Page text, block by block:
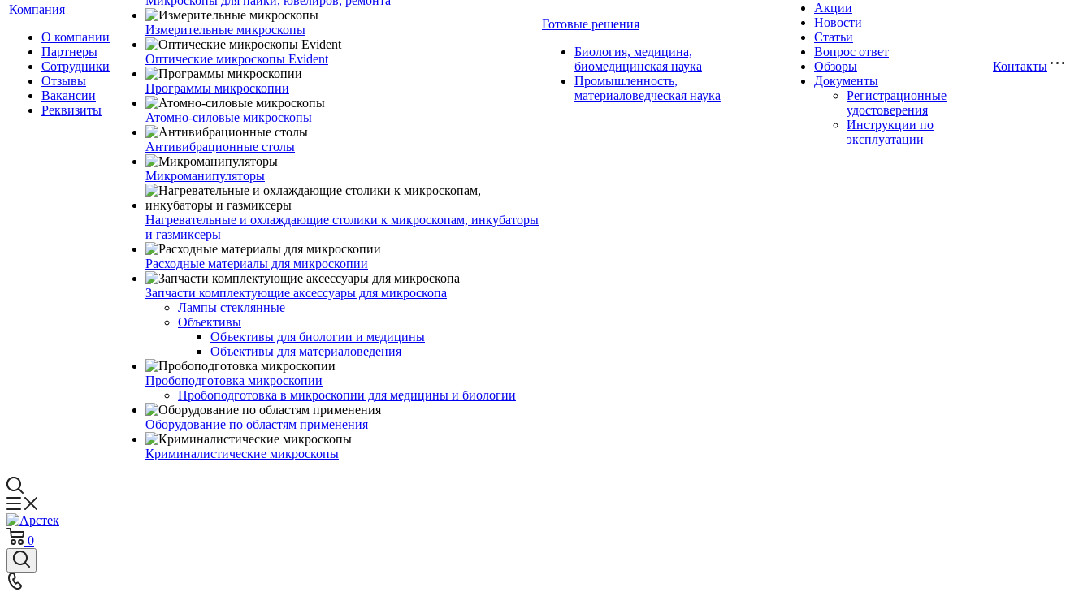
Компания
О компании
Партнеры
Сотрудники
Отзывы
Вакансии
Реквизиты
Измерительные микроскопы
Оптические микроскопы Evident
Программы микроскопии
Атомно-силовые микроскопы
Антивибрационные столы
Микроманипуляторы
Нагревательные и охлаждающие столики к микроскопам, инкубаторы
и газмиксеры
Расходные материалы для микроскопии
Запчасти комплектующие аксессуары для микроскопа
Лампы стеклянные
Объективы
Объективы для биологии и медицины
Объективы для материаловедения
Пробоподготовка микроскопии
Пробоподготовка в микроскопии для медицины и биологии
Оборудование по областям применения
Криминалистические микроскопы
Готовые решения
Биология, медицина,
биомедицинская наука
Промышленность,
материаловедческая наука
Акции
Новости
Статьи
Вопрос ответ
Обзоры
Документы
Регистрационные
удостоверения
Инструкции по
эксплуатации
Контакты
0